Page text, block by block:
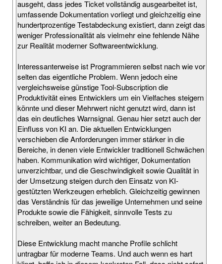
ausgeht, dass jedes Ticket vollständig ausgearbeitet ist,
umfassende Dokumentation vorliegt und gleichzeitig eine
hundertprozentige Testabdeckung existiert, dann zeigt das
weniger Professionalität als vielmehr eine fehlende Nähe
zur Realität moderner Softwareentwicklung.
Interessanterweise ist Programmieren selbst nach wie vor
selten das eigentliche Problem. Wenn jedoch eine
vergleichsweise günstige Tool-Subscription die
Produktivität eines Entwicklers um ein Vielfaches steigern
könnte und dieser Mehrwert nicht genutzt wird, dann ist
das ein deutliches Warnsignal. Genau hier setzt auch der
Einfluss von KI an. Die aktuellen Entwicklungen
verschieben die Anforderungen immer stärker in die
Bereiche, in denen viele Entwickler traditionell Schwächen
haben. Kommunikation wird wichtiger, Dokumentation
unverzichtbar, und die Geschwindigkeit sowie Qualität in
der Umsetzung steigen durch den Einsatz von KI-
gestützten Werkzeugen erheblich. Gleichzeitig gewinnen
das Verständnis für das jeweilige Unternehmen und seine
Produkte sowie die Fähigkeit, sinnvolle Tests zu
schreiben, weiter an Bedeutung.
Diese Entwicklung macht manche Profile schlicht
untragbar für moderne Teams. Und auch wenn es hart